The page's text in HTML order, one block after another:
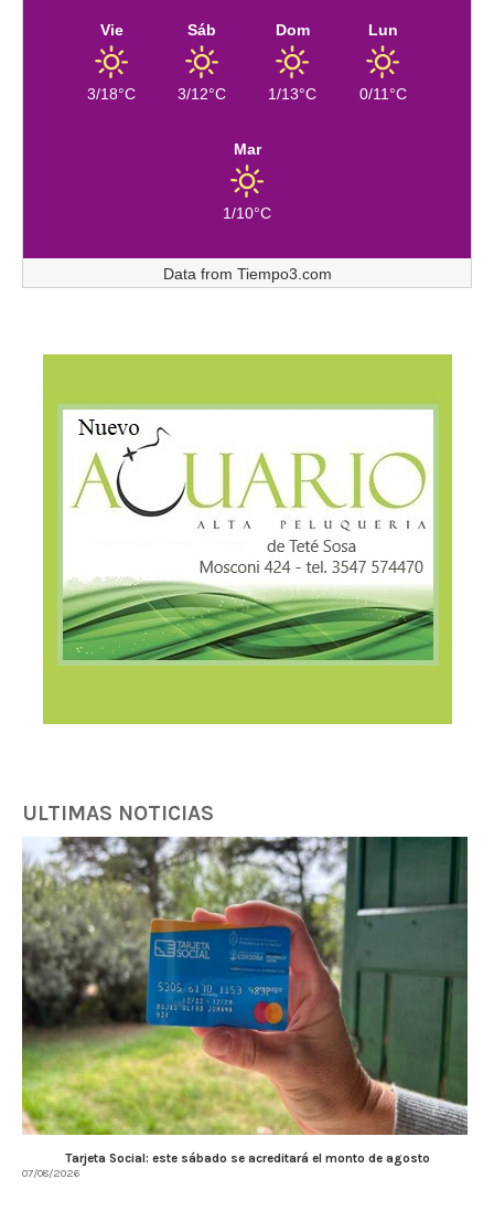
Vie
3/18°C
Sáb
3/12°C
Dom
1/13°C
Lun
0/11°C
Mar
1/10°C
Data from Tiempo3.com
ULTIMAS NOTICIAS
Tarjeta Social: este sábado se acreditará el monto de agosto
07/08/2026